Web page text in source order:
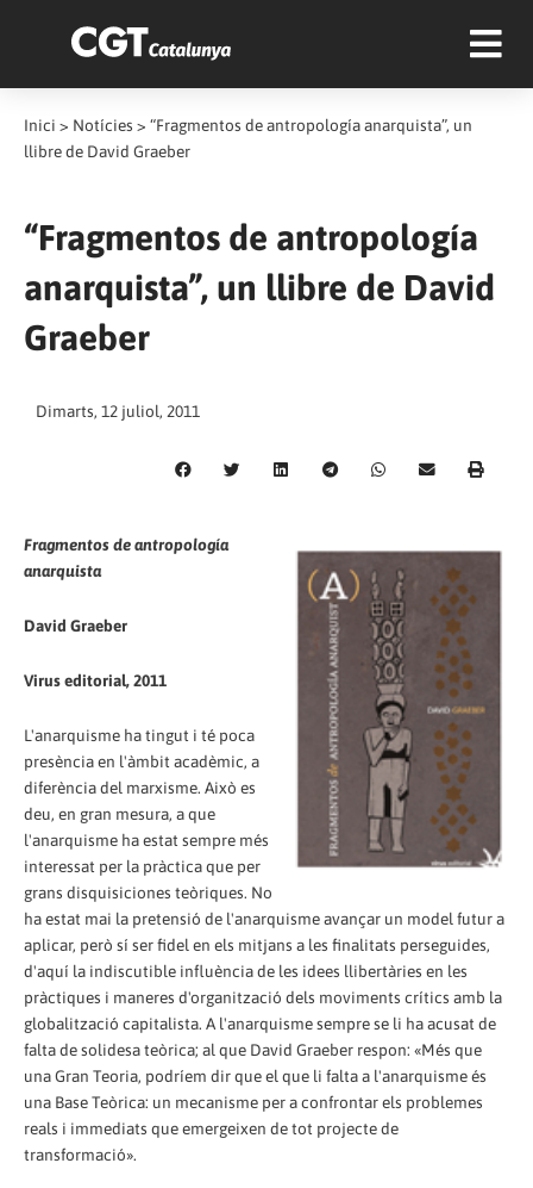
Inici > Notícies > “Fragmentos de antropología anarquista”, un
llibre de David Graeber
“Fragmentos de antropología
anarquista”, un llibre de David
Graeber
Dimarts, 12 juliol, 2011
Fragmentos de antropología
anarquista
David Graeber
Virus editorial, 2011
L'anarquisme ha tingut i té poca
presència en l'àmbit acadèmic, a
diferència del marxisme. Això es
deu, en gran mesura, a que
l'anarquisme ha estat sempre més
interessat per la pràctica que per
grans disquisiciones teòriques. No
ha estat mai la pretensió de l'anarquisme avançar un model futur a
aplicar, però sí ser fidel en els mitjans a les finalitats perseguides,
d'aquí la indiscutible influència de les idees llibertàries en les
pràctiques i maneres d'organització dels moviments crítics amb la
globalització capitalista. A l'anarquisme sempre se li ha acusat de
falta de solidesa teòrica; al que David Graeber respon: «Més que
una Gran Teoria, podríem dir que el que li falta a l'anarquisme és
una Base Teòrica: un mecanisme per a confrontar els problemes
reals i immediats que emergeixen de tot projecte de
transformació».